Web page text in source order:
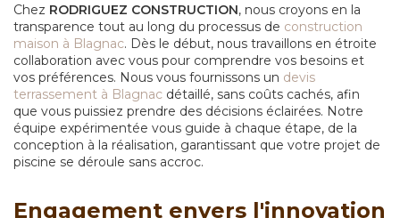
Chez RODRIGUEZ CONSTRUCTION, nous croyons en la
transparence tout au long du processus de construction
maison à Blagnac. Dès le début, nous travaillons en étroite
collaboration avec vous pour comprendre vos besoins et
vos préférences. Nous vous fournissons un devis
terrassement à Blagnac détaillé, sans coûts cachés, afin
que vous puissiez prendre des décisions éclairées. Notre
équipe expérimentée vous guide à chaque étape, de la
conception à la réalisation, garantissant que votre projet de
piscine se déroule sans accroc.
Engagement envers l'innovation